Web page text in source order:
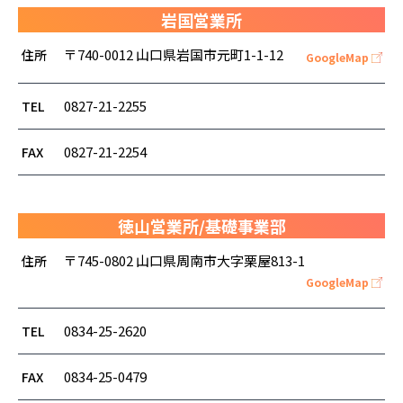
岩国営業所
住所 〒740-0012山口県岩国市元町1-1-12 GoogleMap
TEL 0827-21-2255
FAX 0827-21-2254
徳山営業所/基礎事業部
住所 〒745-0802山口県周南市大字栗屋813-1
GoogleMap
TEL 0834-25-2620
FAX 0834-25-0479